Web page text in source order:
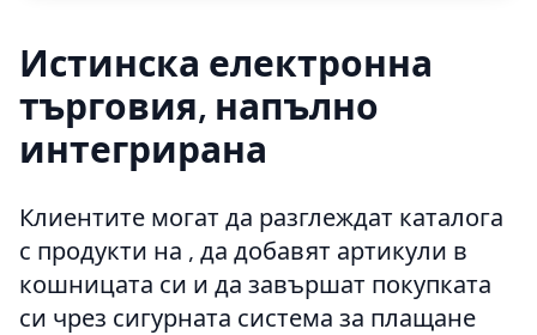
Истинска електронна
търговия, напълно
интегрирана
Клиентите могат да разглеждат каталога
с продукти на , да добавят артикули в
кошницата си и да завършат покупката
си чрез сигурната система за плащане